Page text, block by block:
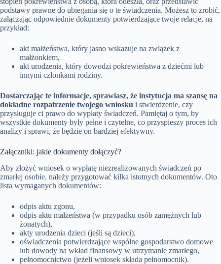
podstawy prawne do ubiegania się o te świadczenia. Możesz to zrobić,
załączając odpowiednie dokumenty potwierdzające twoje relacje, na
przykład:
akt małżeństwa, który jasno wskazuje na związek z
małżonkiem,
akt urodzenia, który dowodzi pokrewieństwa z dziećmi lub
innymi członkami rodziny.
Dostarczając te informacje, sprawiasz, że instytucja ma szansę na
dokładne rozpatrzenie twojego wniosku i stwierdzenie, czy
przysługuje ci prawo do wypłaty świadczeń. Pamiętaj o tym, by
wszystkie dokumenty były pełne i czytelne, co przyspieszy proces ich
analizy i sprawi, że będzie on bardziej efektywny.
Załączniki: jakie dokumenty dołączyć?
Aby złożyć wniosek o wypłatę niezrealizowanych świadczeń po
zmarłej osobie, należy przygotować kilka istotnych dokumentów. Oto
lista wymaganych dokumentów:
odpis aktu zgonu,
odpis aktu małżeństwa (w przypadku osób zamężnych lub
żonatych),
akty urodzenia dzieci (jeśli są dzieci),
oświadczenia potwierdzające wspólne gospodarstwo domowe
lub dowody na wkład finansowy w utrzymanie zmarłego,
pełnomocnictwo (jeżeli wniosek składa pełnomocnik).